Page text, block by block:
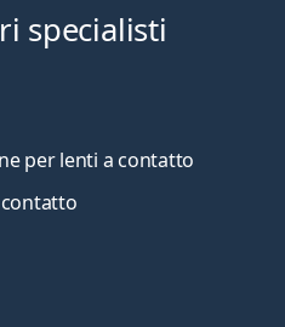
specialisti
per lenti a contatto